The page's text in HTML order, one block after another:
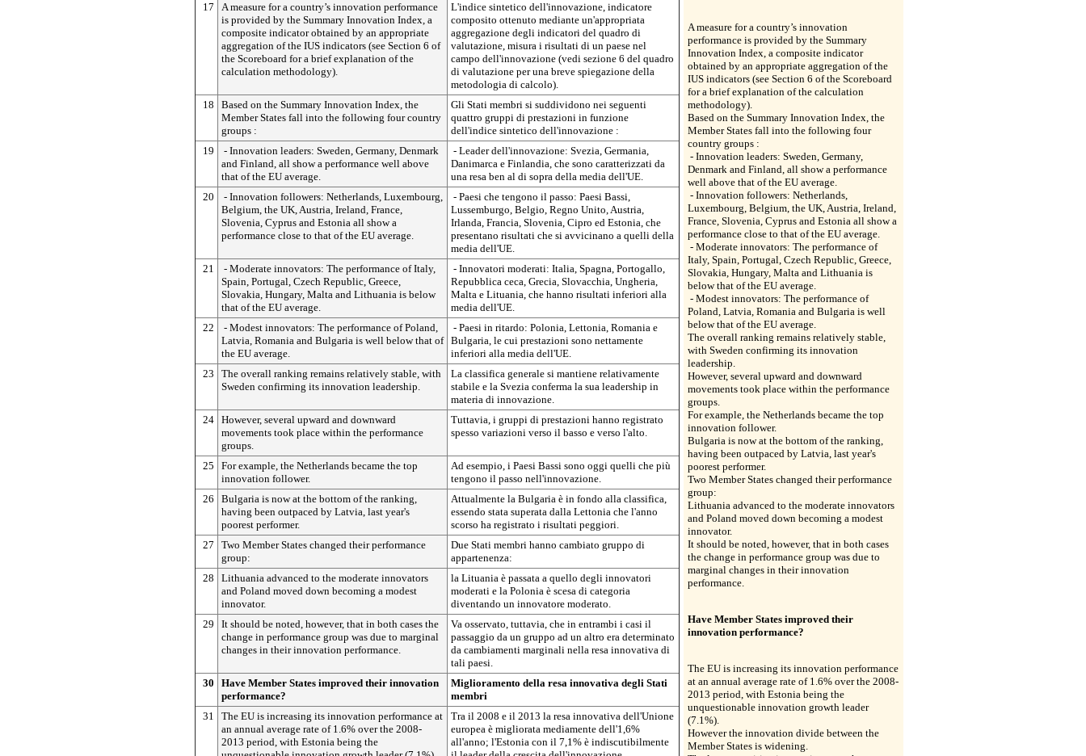
17
A measure for a country’s innovation performance
is provided by the Summary Innovation Index, a
composite indicator obtained by an appropriate
aggregation of the IUS indicators (see Section 6 of
the Scoreboard for a brief explanation of the
calculation methodology).
L'indice sintetico dell'innovazione, indicatore
composito ottenuto mediante un'appropriata
aggregazione degli indicatori del quadro di
valutazione, misura i risultati di un paese nel
campo dell'innovazione (vedi sezione 6 del quadro
di valutazione per una breve spiegazione della
metodologia di calcolo).
18
Based on the Summary Innovation Index, the
Member States fall into the following four country
groups :
Gli Stati membri si suddividono nei seguenti
quattro gruppi di prestazioni in funzione
dell'indice sintetico dell'innovazione :
19
- Innovation leaders: Sweden, Germany, Denmark
and Finland, all show a performance well above
that of the EU average.
- Leader dell'innovazione: Svezia, Germania,
Danimarca e Finlandia, che sono caratterizzati da
una resa ben al di sopra della media dell'UE.
20
- Innovation followers: Netherlands, Luxembourg,
Belgium, the UK, Austria, Ireland, France,
Slovenia, Cyprus and Estonia all show a
performance close to that of the EU average.
- Paesi che tengono il passo: Paesi Bassi,
Lussemburgo, Belgio, Regno Unito, Austria,
Irlanda, Francia, Slovenia, Cipro ed Estonia, che
presentano risultati che si avvicinano a quelli della
media dell'UE.
21
- Moderate innovators: The performance of Italy,
Spain, Portugal, Czech Republic, Greece,
Slovakia, Hungary, Malta and Lithuania is below
that of the EU average.
- Innovatori moderati: Italia, Spagna, Portogallo,
Repubblica ceca, Grecia, Slovacchia, Ungheria,
Malta e Lituania, che hanno risultati inferiori alla
media dell'UE.
22
- Modest innovators: The performance of Poland,
Latvia, Romania and Bulgaria is well below that of
the EU average.
- Paesi in ritardo: Polonia, Lettonia, Romania e
Bulgaria, le cui prestazioni sono nettamente
inferiori alla media dell'UE.
23
The overall ranking remains relatively stable, with
Sweden confirming its innovation leadership.
La classifica generale si mantiene relativamente
stabile e la Svezia conferma la sua leadership in
materia di innovazione.
24 However, several upward and downward
movements took place within the performance
groups.
Tuttavia, i gruppi di prestazioni hanno registrato
spesso variazioni verso il basso e verso l'alto.
25
For example, the Netherlands became the top
innovation follower.
Ad esempio, i Paesi Bassi sono oggi quelli che più
tengono il passo nell'innovazione.
26
Bulgaria is now at the bottom of the ranking,
having been outpaced by Latvia, last year's
poorest performer.
Attualmente la Bulgaria è in fondo alla classifica,
essendo stata superata dalla Lettonia che l'anno
scorso ha registrato i risultati peggiori.
27
Two Member States changed their performance
group:
Due Stati membri hanno cambiato gruppo di
appartenenza:
28
Lithuania advanced to the moderate innovators
and Poland moved down becoming a modest
innovator.
la Lituania è passata a quello degli innovatori
moderati e la Polonia è scesa di categoria
diventando un innovatore moderato.
29
It should be noted, however, that in both cases the
change in performance group was due to marginal
changes in their innovation performance.
Va osservato, tuttavia, che in entrambi i casi il
passaggio da un gruppo ad un altro era determinato
da cambiamenti marginali nella resa innovativa di
tali paesi.
30
Have Member States improved their innovation
performance?
Miglioramento della resa innovativa degli Stati
membri
31
The EU is increasing its innovation performance at
an annual average rate of 1.6% over the 2008-
2013 period, with Estonia being the
Tra il 2008 e il 2013 la resa innovativa dell'Unione
europea è migliorata mediamente dell'1,6%
all'anno; l'Estonia con il 7,1% è indiscutibilmente
A measure for a country’s innovation
performance is provided by the Summary
Innovation Index, a composite indicator
obtained by an appropriate aggregation of the
IUS indicators (see Section 6 of the Scoreboard
for a brief explanation of the calculation
methodology).
Based on the Summary Innovation Index, the
Member States fall into the following four
country groups :
- Innovation leaders: Sweden, Germany,
Denmark and Finland, all show a performance
well above that of the EU average.
- Innovation followers: Netherlands,
Luxembourg, Belgium, the UK, Austria, Ireland,
France, Slovenia, Cyprus and Estonia all show a
performance close to that of the EU average.
- Moderate innovators: The performance of
Italy, Spain, Portugal, Czech Republic, Greece,
Slovakia, Hungary, Malta and Lithuania is
below that of the EU average.
- Modest innovators: The performance of
Poland, Latvia, Romania and Bulgaria is well
below that of the EU average.
The overall ranking remains relatively stable,
with Sweden confirming its innovation
leadership.
However, several upward and downward
movements took place within the performance
groups.
For example, the Netherlands became the top
innovation follower.
Bulgaria is now at the bottom of the ranking,
having been outpaced by Latvia, last year's
poorest performer.
Two Member States changed their performance
group:
Lithuania advanced to the moderate innovators
and Poland moved down becoming a modest
innovator.
It should be noted, however, that in both cases
the change in performance group was due to
marginal changes in their innovation
performance.
Have Member States improved their
innovation performance?
The EU is increasing its innovation performance
at an annual average rate of 1.6% over the 2008-
2013 period, with Estonia being the
unquestionable innovation growth leader
(7.1%).
However the innovation divide between the
Member States is widening.